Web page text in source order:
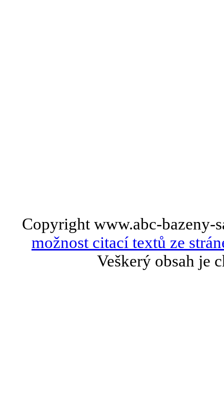
Copyright www.abc-bazeny-
možnost citací textů ze
Veškerý obsah je